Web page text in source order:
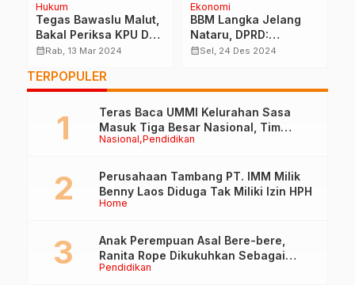
Hukum
Tegas Bawaslu Malut,
Bakal Periksa KPU Dan
Bawaslu Halsel
calendar_monthRab, 13 Mar 2024
Ekonomi
BBM Langka Jelang
Nataru, DPRD:
Pemerintah Minim
calendar_monthSel, 24 Des 2024
TERPOPULER
Nasional Pendidikan
Teras Baca UMMI Kelurahan Sasa
Masuk Tiga Besar Nasional, Tim
Penilai Lakukan Visitasi di Ternate
Home
Perusahaan Tambang PT. IMM Milik
Benny Laos Diduga Tak Miliki Izin HPH
Pendidikan
Anak Perempuan Asal Bere-bere,
Ranita Rope Dikukuhkan Sebagai
Guru Besar dan Rektor Ummu